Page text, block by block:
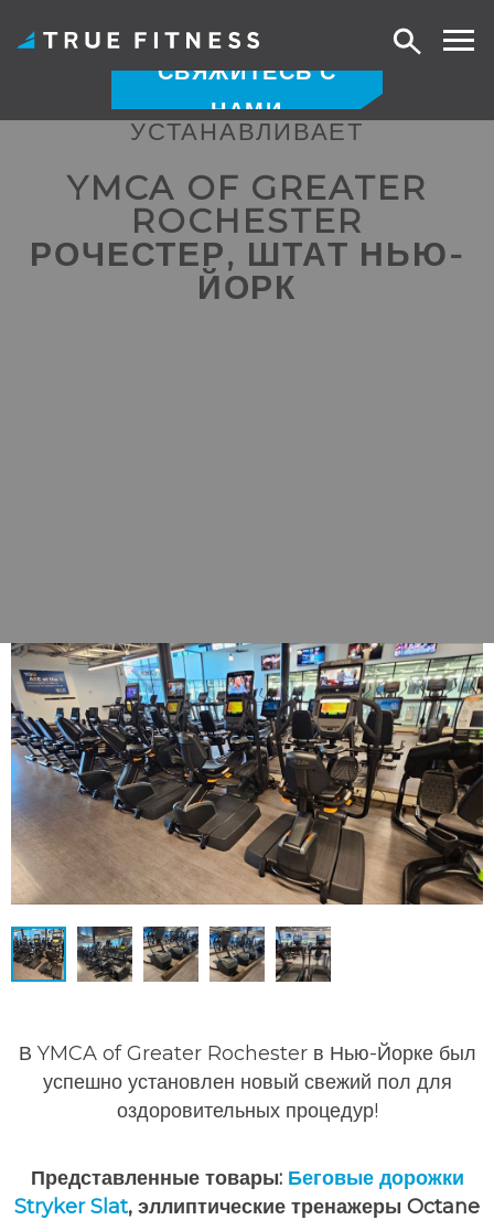
содержанию
СВЯЖИТЕСЬ С
НАМИ
Поиск
УСТАНАВЛИВАЕТ
YMCA OF GREATER
ROCHESTER
РОЧЕСТЕР, ШТАТ НЬЮ-
ЙОРК
В YMCA of Greater Rochester в Нью-Йорке был
успешно установлен новый свежий пол для
оздоровительных процедур!
Представленные товары: Беговые дорожки
Stryker Slat, эллиптические тренажеры Octane